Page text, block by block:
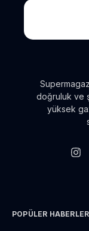
doğruluk ve
yüksek
POPÜLER HABERLER